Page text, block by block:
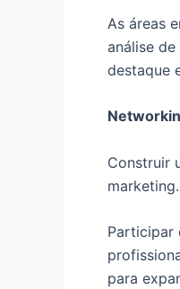
As áreas
análise
destaque
Construir
marketing.
Participar
para